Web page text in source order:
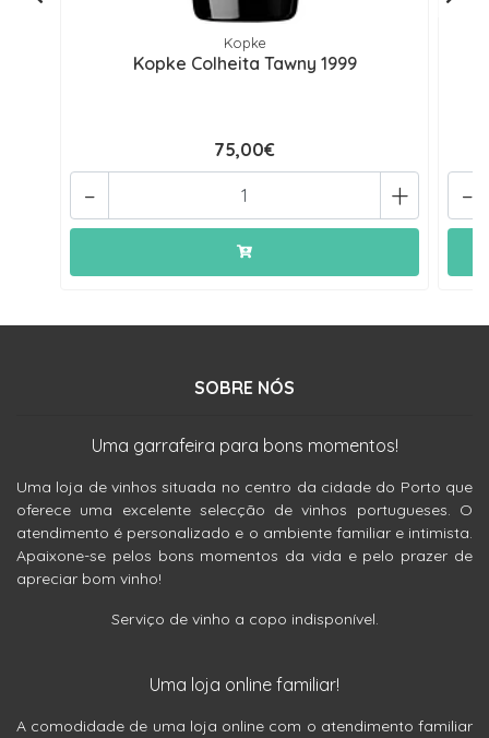
Kopke
Kopke Colheita Tawny 1999
75,00€
+
- -
SOBRE NÓS
Uma garrafeira para bons momentos!
Uma loja de vinhos situada no centro da cidade do Porto que
oferece uma excelente selecção de vinhos portugueses. O
atendimento é personalizado e o ambiente familiar e intimista.
Apaixone-se pelos bons momentos da vida e pelo prazer de
apreciar bom vinho!
Serviço de vinho a copo indisponível.
Uma loja online familiar!
A comodidade de uma loja online com o atendimento familiar